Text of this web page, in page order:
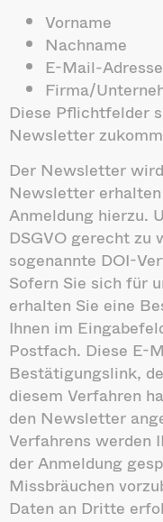
Vorname
Nachname
E-Mail-Adresse
Firma/
Diese Pflichtfelder
Newsletter
Der Newsletter
Newsletter
Anmeldung hierzu.
DSGVO gerecht zu
sogenannte DOI-
Sofern Sie sich für
erhalten Sie eine
Ihnen im
Postfach. Diese E-
Bestätigungslink,
diesem Verfahren
den Newsletter
Verfahrens werden
der Anmeldung
Missbräuchen
Daten an Dritte